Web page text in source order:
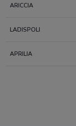
ARICCIA
LADISPOLI
APRILIA